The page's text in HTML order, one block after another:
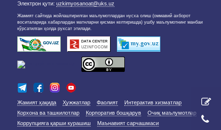
Электрон қути: uzkimyosanoat@uks.uz
Жамият сайтида жойлаштирилган маълумотлардан нусха олиш (оммавий ахборот
воситаларида хабарлардан матнларни қисман келтиришда) ушбу маълумотнинг манбаи
кўрсатилган ҳолда рухсат этилади.
Жамият ҳақида Ҳужжатлар Фаолият
Интерактив хизматлар
Корхона ва ташкилотлар
Корпоратив бошқарув
Очиқ маълумотлар
Коррупцияга қарши курашиш
Маънавият сарчашмаси